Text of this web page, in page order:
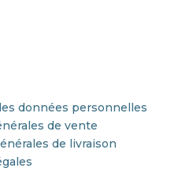
données personnelles
de vente
de livraison